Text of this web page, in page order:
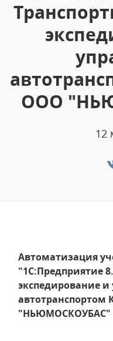
ООО
12
Автоматизация
"1С:Предприятие
экспедирование и
"НЬЮМОСКОУБАС"